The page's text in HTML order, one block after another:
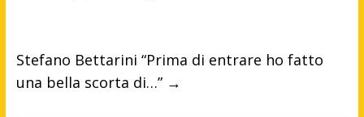
Stefano Bettarini “Prima di entrare ho fatto
una bella scorta di…” →